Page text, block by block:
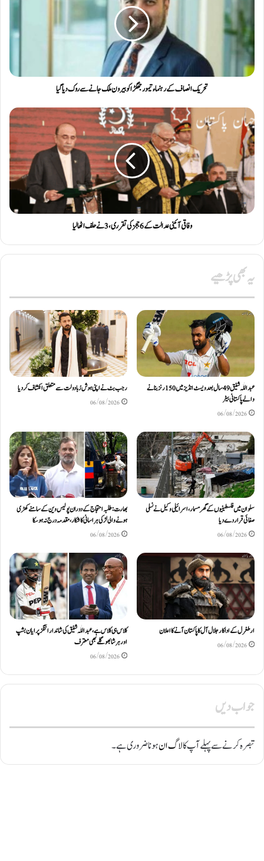
تحریک انصاف کے رہنماء تیمور جھگڑا کو بیرون ملک جانے سے روک دیا گیا
وفاقی آئینی عدالت کے 6 ججز کی تقرری ، 3 نے حلف اٹھا لیا
یہ بھی پڑھیے
عبداللّٰہ شفیق 49 سال بعد ویسٹ انڈیز میں 150 رنز بنانے
والے پاکستانی بیٹر
06/08/2026
رجب بٹ نے اپنی ہوش رُبا دولت سے متعلق انکشاف کردیا
06/08/2026
سلوان میں فلسطینیوں کے گھر مسمار، اسرائیلی وکیل نے نسلی
صفائی قرار دے دیا
06/08/2026
بھارت: طلبہ احتجاج کے دوران پولیس وین کے سامنے کھڑی
ہونے والی لڑکی ہراسانی کا شکار، مقدمہ درج نہ ہوسکا
06/08/2026
ارطغرل کے اداکار جلال آل کا پاکستان آنے کا اعلان
06/08/2026
کلاس ہی کلاس ہے، عبد اللّٰہ شفیق کی شاندار اننگز پر ایان بشپ
اور ہرشا بھوگلے بھی معترف
06/08/2026
جواب دیں
تبصرہ کرنے سے پہلے آپ کالاگ انہونا ضروری ہے۔